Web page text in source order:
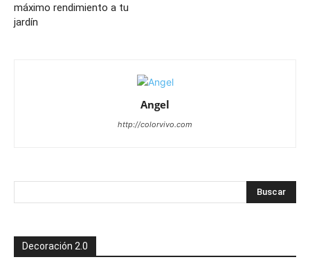
máximo rendimiento a tu
jardín
Angel
http://colorvivo.com
Decoración 2.0